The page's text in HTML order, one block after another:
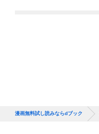
漫画無料試し読みならdブック